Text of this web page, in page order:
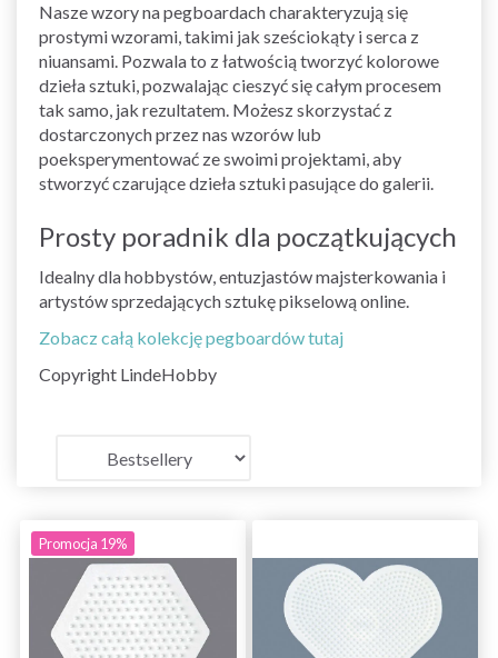
Nasze wzory na pegboardach charakteryzują się
prostymi wzorami, takimi jak sześciokąty i serca z
niuansami. Pozwala to z łatwością tworzyć kolorowe
dzieła sztuki, pozwalając cieszyć się całym procesem
tak samo, jak rezultatem. Możesz skorzystać z
dostarczonych przez nas wzorów lub
poeksperymentować ze swoimi projektami, aby
stworzyć czarujące dzieła sztuki pasujące do galerii.
Prosty poradnik dla początkujących
Idealny dla hobbystów, entuzjastów majsterkowania i
artystów sprzedających sztukę pikselową online.
Zobacz całą kolekcję pegboardów tutaj
Copyright LindeHobby
Promocja 19%